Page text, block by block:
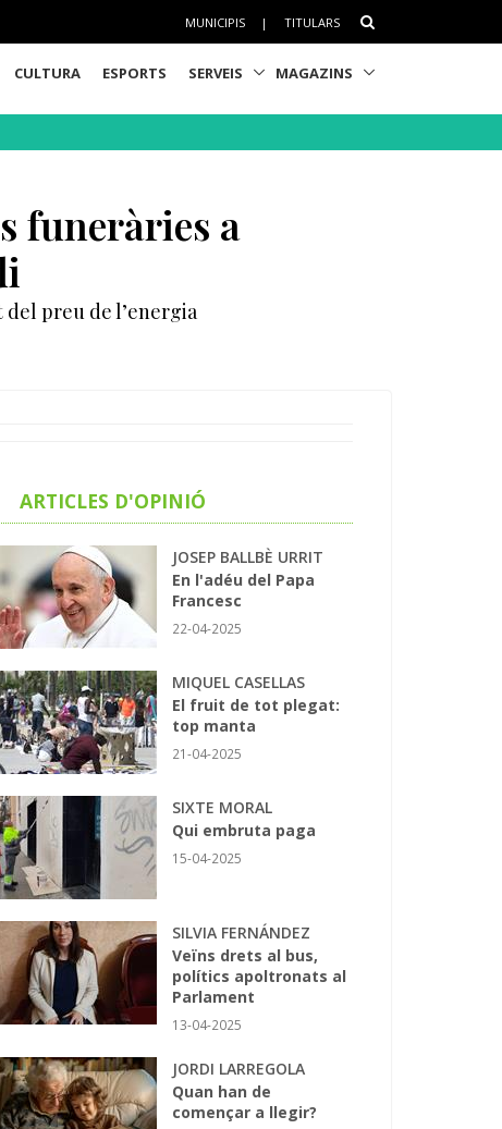
MUNICIPIS | TITULARS
CULTURA ESPORTS SERVEIS MAGAZINS
funeràries a
preu de l’energia
ARTICLES D'OPINIÓ
JOSEP BALLBÈ URRIT
En l'adéu del Papa
Francesc
22-04-2025
MIQUEL CASELLAS
El fruit de tot plegat:
top manta
21-04-2025
SIXTE MORAL
Qui embruta paga
15-04-2025
SILVIA FERNÁNDEZ
Veïns drets al bus,
polítics apoltronats al
Parlament
13-04-2025
JORDI LARREGOLA
Quan han de
començar a llegir?